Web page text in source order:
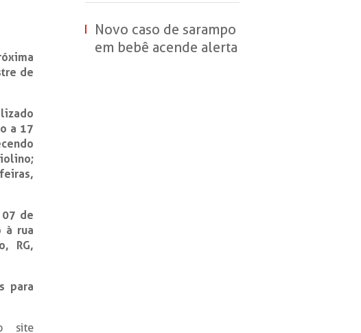
de
a 17
de
à rua
RG,
para
site
atividades em
Sertãozinho
Novo caso de sarampo
em bebê acende alerta